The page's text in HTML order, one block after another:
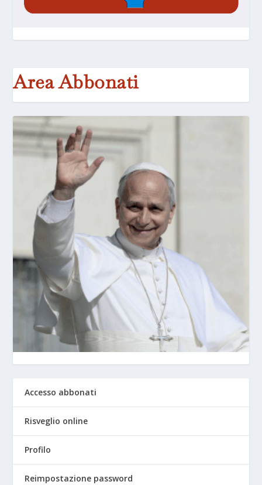
Area Abbonati
Accesso abbonati
Risveglio online
Profilo
Reimpostazione password